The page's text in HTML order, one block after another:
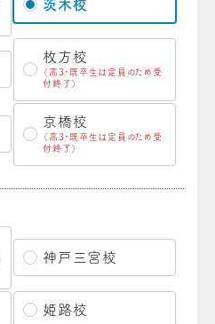
茨木校
枚方校
（高3・既卒生は定員のため受
付終了）
京橋校
（高3・既卒生は定員のため受
付終了）
神戸三宮校
姫路校